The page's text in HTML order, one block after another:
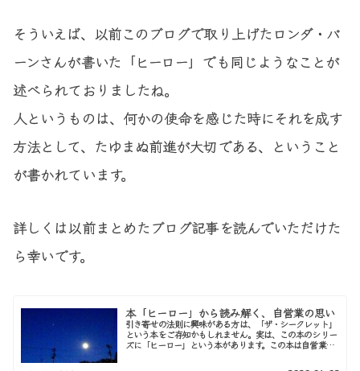
そういえば、以前このブログで取り上げたロンダ・バ
ーンさんが書いた「ヒーロー」でも同じようなことが
述べられておりましたね。
人というものは、何かの使命を感じた時にそれを成す
方法として、たゆまぬ前進が大切である、ということ
が書かれています。
詳しくは以前まとめたブログ記事を読んでいただけた
ら幸いです。
本「ヒーロー」から読み解く、自営業の思い
引き寄せの法則に興味がある方は、「ザ・シークレット」
という本をご存知かもしれません。実は、この本のシリー
ズに「ヒーロー」という本があります。この本は自営業で